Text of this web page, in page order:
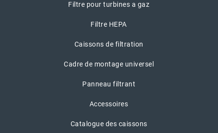
Filtre pour turbines a gaz
Filtre HEPA
Caissons de filtration
Cadre de montage universel
Panneau filtrant
Accessoires
Catalogue des caissons